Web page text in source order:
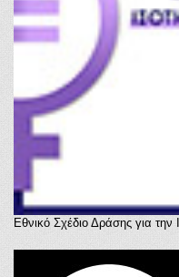
Εθνικό Σχέδιο Δράσης για